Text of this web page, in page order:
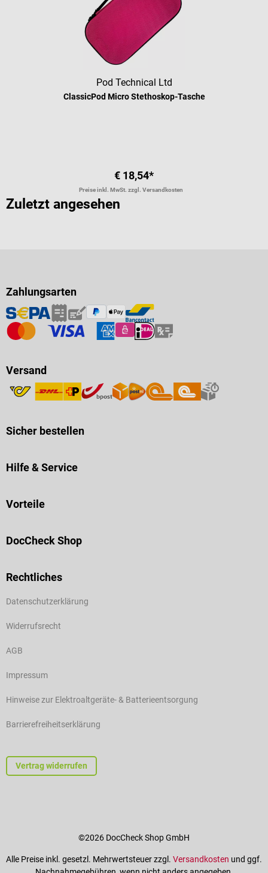
Pod Technical Ltd
ClassicPod Micro Stethoskop-Tasche
€ 18,54*
Preise inkl. MwSt. zzgl. Versandkosten
Zuletzt angesehen
Zahlungsarten
Versand
Sicher bestellen
Hilfe & Service
Vorteile
DocCheck Shop
Rechtliches
Datenschutzerklärung
Widerrufsrecht
AGB
Impressum
Hinweise zur Elektroaltgeräte- & Batterieentsorgung
Barrierefreiheitserklärung
Vertrag widerrufen
©2026 DocCheck Shop GmbH
Alle Preise inkl. gesetzl. Mehrwertsteuer zzgl. Versandkosten und ggf.